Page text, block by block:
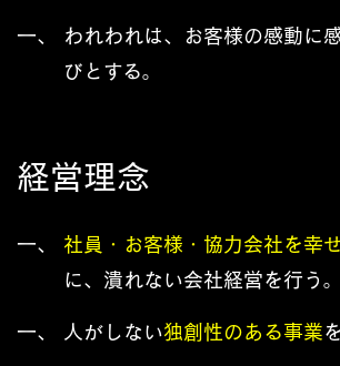
一、
われわれは、お客様の感動に
びとする。
経営理念
一、 社員・お客様・協力会社を幸
に、潰れない会社経営を行う。
一、 人がしない独創性のある事業